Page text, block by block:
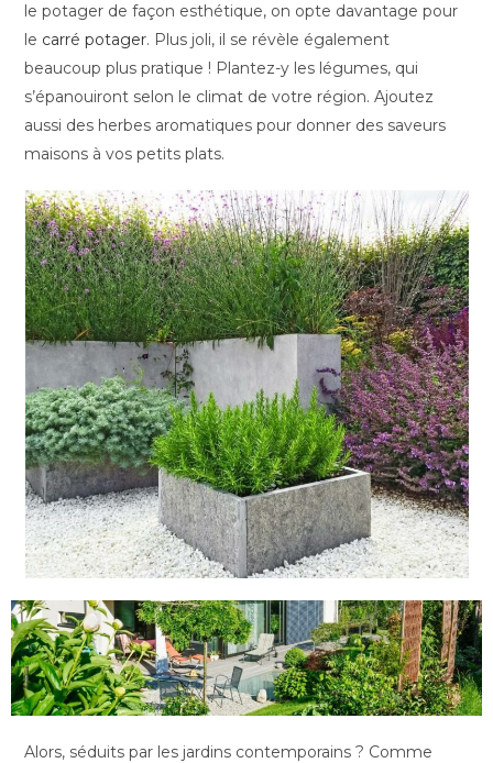
le potager de façon esthétique, on opte davantage pour
le carré potager. Plus joli, il se révèle également
beaucoup plus pratique ! Plantez-y les légumes, qui
s’épanouiront selon le climat de votre région. Ajoutez
aussi des herbes aromatiques pour donner des saveurs
maisons à vos petits plats.
Alors, séduits par les jardins contemporains ? Comme